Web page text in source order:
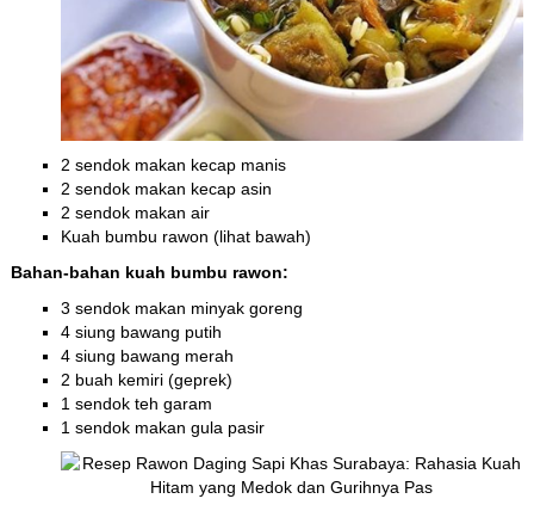
2 sendok makan kecap manis
2 sendok makan kecap asin
2 sendok makan air
Kuah bumbu rawon (lihat bawah)
Bahan-bahan kuah bumbu rawon:
3 sendok makan minyak goreng
4 siung bawang putih
4 siung bawang merah
2 buah kemiri (geprek)
1 sendok teh garam
1 sendok makan gula pasir